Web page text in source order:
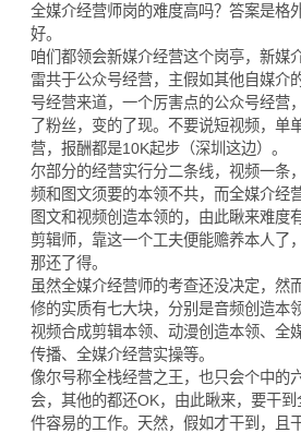
全媒介经营师岗的难度高吗？答案是格
好。
咱们都领会新媒介经营这个岗亭，新媒
雷共于公众号经营，主假如其他自媒介
号经营来道，一个厉害点的公众号经营
了粉丝，变的了现。不要说短视频，单
营，报酬都是10K起步（深圳这边）。
尔部分的经营实行分二条线，视频一条
频和图文须要的本领不共，而全媒介经
图文和视频创造本领的，由此瞅来难度
剪辑师，靠这一个工夫便能赡养本人了
那还了得。
虽然全媒介经营师的考查还没决定，然
修的实质有七大块，分别是音频创造本
视频合成剪辑本领、动漫创造本领、全
传播、全媒介经营实操等。
像尔号称全栈经营之王，也只会个中的
会，其他的都还OK，由此瞅来，要干
件容易的工作。天然，假如才干到，且